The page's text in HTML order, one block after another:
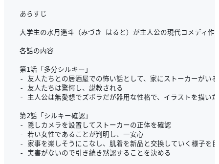
  あらすじ
大学生の水月遥斗（みづき はると）が主人公の現代コメディ
  各話の内容
  第1話「多分シルキー」
- 友人たちとの居酒屋での怖い話として、家にストーカーがい
  - 友人たちは驚愕し、説教される
- 主人公は無愛想でズボラだが器用な性格で、イラストを描い
  第2話「シルキー確認」
  - 隠しカメラを設置してストーカーの正体を確認
  - 若い女性であることが判明し、一安心
- 家事を楽しそうにこなし、肌着を新品と交換していく様子を
  - 実害がないので引き続き黙認することを決める